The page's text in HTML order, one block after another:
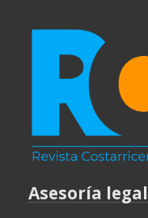
Asesoría legal